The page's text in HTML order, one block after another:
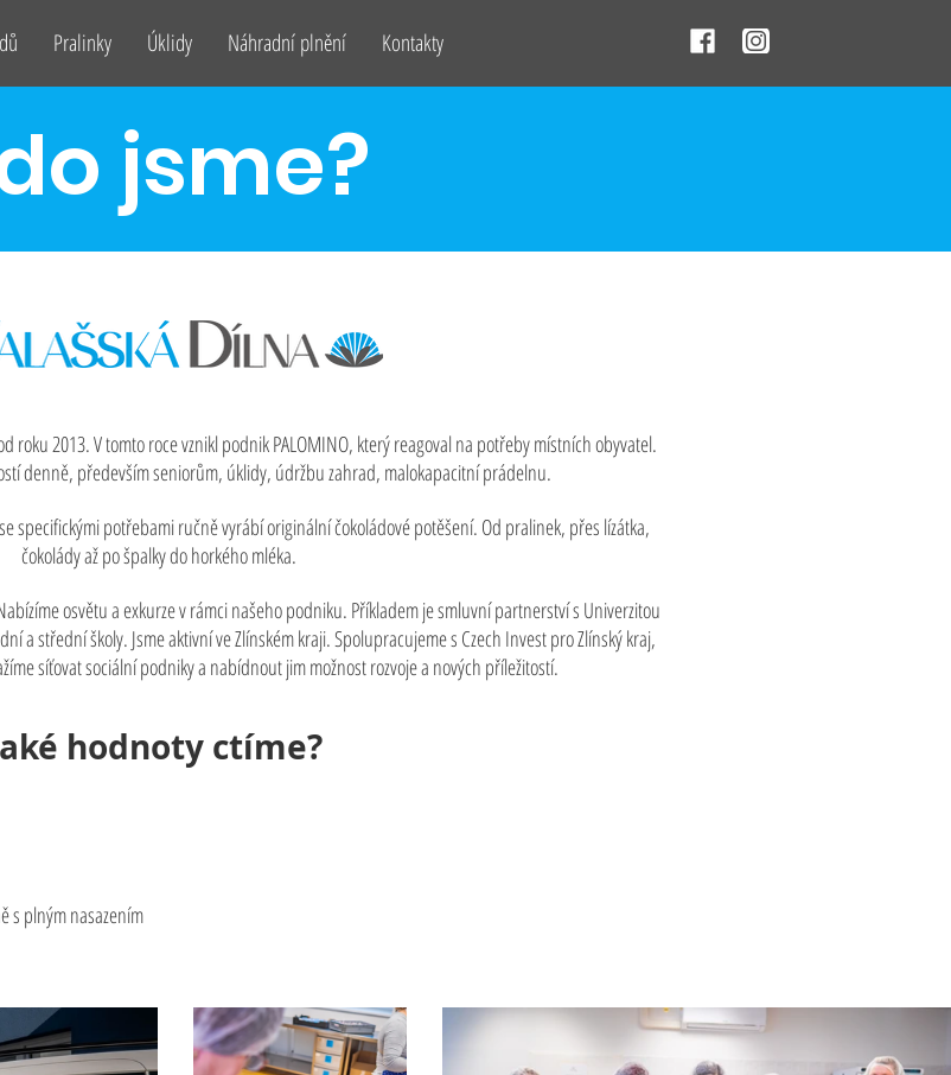
Pralinky Úklidy Náhradní plnění Kontakty
jsme?
roku 2013. V tomto roce vznikl podnik PALOMINO, který reagoval na potřeby místních obyvatel.
denně, především seniorům, úklidy, údržbu zahrad, malokapacitní prádelnu.
specifickými potřebami ručně vyrábí originální čokoládové potěšení. Od pralinek, přes lízátka,
čokolády až po špalky do horkého mléka.
osvětu a exkurze v rámci našeho podniku. Příkladem je smluvní partnerství s Univerzitou
a střední školy. Jsme aktivní ve Zlínském kraji. Spolupracujeme s Czech Invest pro Zlínský kraj,
síťovat sociální podniky a nabídnout jim možnost rozvoje a nových příležitostí.
hodnoty ctíme?
s plným nasazením